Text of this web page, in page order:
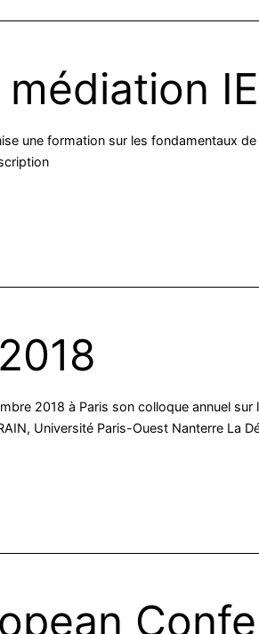
une formation sur les fondamentaux
2018 à Paris son colloque annuel
Université Paris-Ouest Nanterre La